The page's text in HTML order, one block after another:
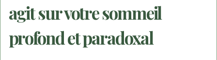
agit sur votre sommeil
profond et paradoxal